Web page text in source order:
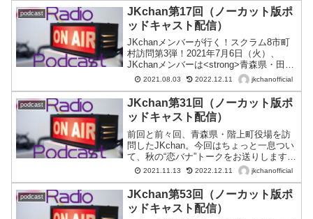
いて語ります。「はなちゃんにとってあ
んなは“理想のJK”！？」「あんなは残り
のJK生活で友達と遊びまくる！？」「は
なちゃんの恋が進展！？」それぞれの残
りの学校生活を全力で過ごすメンバー
の、聞き逃せないトークが満載の13分で
podcast
JKchan第17回（ノーカット版ポ
ッドキャスト配信）
JKchanメンバーが行く！スクラム8市町
村訪問第3弾！2021年7月6日（火）、
JKchanメンバーは<strong>青森県・田子
町役場</strong>へ行ってきました！今回
はその後編をお送りします。実は田子町
長は乙女だったんじゃないか？説が出た
今回は、その理由が明らかに！田子町の
ご当地キャラ「たっこ王子」にはファン
タジーが詰まってる！？…などなど、今
回も面白いトークが満載！そしてさら
に・「にんにくソフトクリーム」「タッ
コーラ」など、ヒット商品の誕生秘話・
今の高校生に伝えたいことといった内容
のトークが繰り広げられました。山本町
長とJKchanメンバーとが「JK目線」で語
ったトークをぜひお聴きください♪
2021.08.03 2022.12.11 jkchanofficial
podcast
JKchan第31回（ノーカット版ポ
ッドキャスト配信）
前回と前々回、青森県・階上町役場を訪
問したJKchan。今回はちょっと一息つい
て、秋の“恋バナ”トークをお送りします♪
秋と言えば「○○の秋」。皆さんはどんな
秋を連想しますか？JKchanはそもそも、
語れるような恋バナがあるのか！？！？
JKの恋愛事情がわかる13分です。
2021.11.13 2022.12.11 jkchanofficial
podcast
JKchan第53回（ノーカット版ポ
ッドキャスト配信）